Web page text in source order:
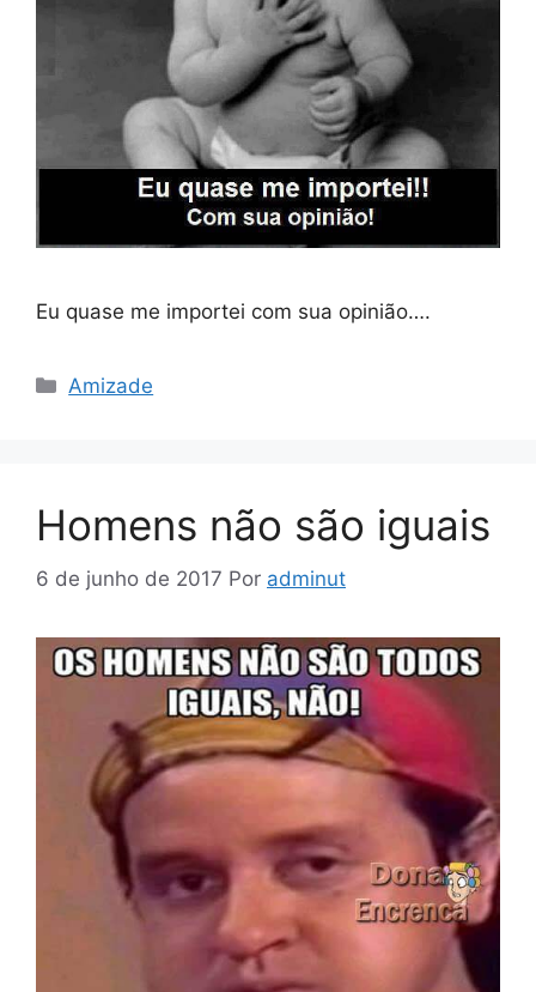
Eu quase me importei com sua opinião….
Categorias
Amizade
Homens não são iguais
6 de junho de 2017 Por adminut